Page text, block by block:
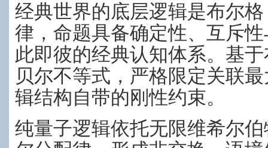
经典世界的底层逻辑是布尔
律，命题具备确定性、互斥
此即彼的经典认知体系。基
贝尔不等式，严格限定关联
辑结构自带的刚性约束。
纯量子逻辑依托无限维希尔